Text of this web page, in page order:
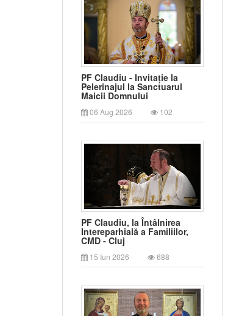
PF Claudiu - Invitație la
Pelerinajul la Sanctuarul
Maicii Domnului
06 Aug 2026 102
PF Claudiu, la Întâlnirea
Intereparhială a Familiilor,
CMD - Cluj
15 Iun 2026 688